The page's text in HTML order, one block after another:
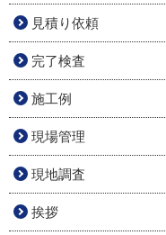
見積り依頼
完了検査
施工例
現場管理
現地調査
挨拶